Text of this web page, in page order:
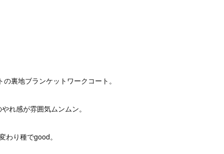
裏地ブランケットワークコート。
れ感が雰囲気ムンムン。
わり種でgood。